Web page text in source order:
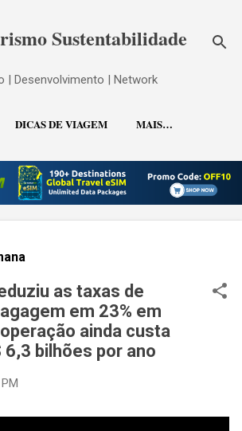
Sustentabilidade
| Desenvolvimento | Network
DICAS DE VIAGEM MAIS…
CONTATO
as taxas de
em 23% em
ainda custa
6,3 bilhões por ano